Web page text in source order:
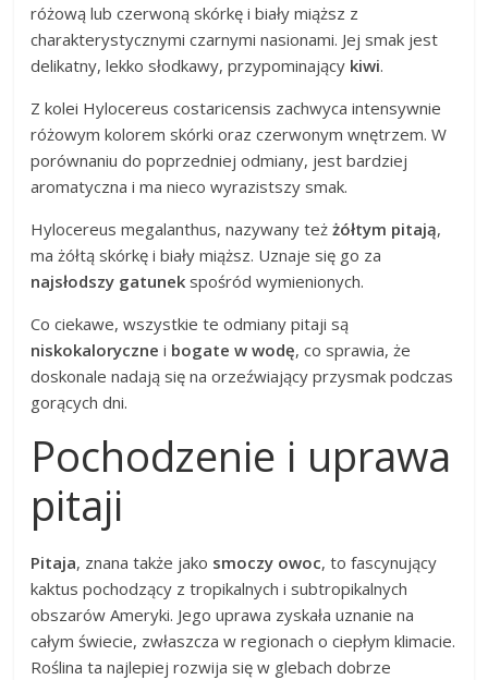
różową lub czerwoną skórkę i biały miąższ z
charakterystycznymi czarnymi nasionami. Jej smak jest
delikatny, lekko słodkawy, przypominający kiwi.
Z kolei Hylocereus costaricensis zachwyca intensywnie
różowym kolorem skórki oraz czerwonym wnętrzem. W
porównaniu do poprzedniej odmiany, jest bardziej
aromatyczna i ma nieco wyrazistszy smak.
Hylocereus megalanthus, nazywany teżżółtym pitają,
ma żółtą skórkę i biały miąższ. Uznaje się go za
najsłodszy gatunek spośród wymienionych.
Co ciekawe, wszystkie te odmiany pitaji są
niskokaloryczne i bogate w wodę, co sprawia, że
doskonale nadają się na orzeźwiający przysmak podczas
gorących dni.
Pochodzenie i uprawa
pitaji
Pitaja, znana także jako smoczy owoc, to fascynujący
kaktus pochodzący z tropikalnych i subtropikalnych
obszarów Ameryki. Jego uprawa zyskała uznanie na
całym świecie, zwłaszcza w regionach o ciepłym klimacie.
Roślina ta najlepiej rozwija się w glebach dobrze